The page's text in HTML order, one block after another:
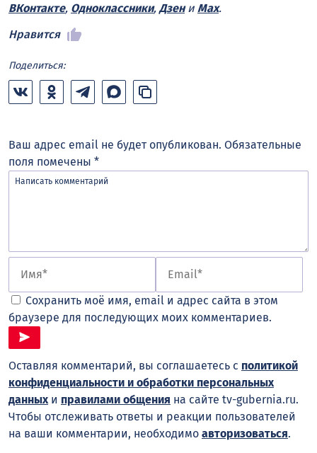
ВКонтакте, Одноклассники, Дзени Max.
Нравится
Поделиться:
Ваш адрес email не будет опубликован. Обязательные
поля помечены *
Сохранить моё имя, email и адрес сайта в этом
браузере для последующих моих комментариев.
Оставляя комментарий, вы соглашаетесь с политикой
конфиденциальности и обработки персональных
данныхи правилами общения на сайте tv-gubernia.ru.
Чтобы отслеживать ответы и реакции пользователей
на ваши комментарии, необходимо авторизоваться.